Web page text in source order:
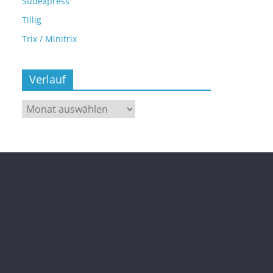
Tillig
Trix / Minitrix
Verlauf